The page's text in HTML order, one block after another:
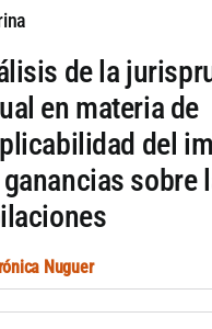
de la
en materia de
del
sobre
Nuguer